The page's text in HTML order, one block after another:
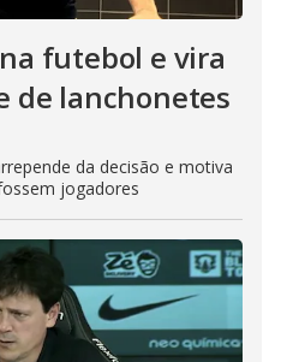
futebol e vira
de lanchonetes
da decisão e motiva
jogadores